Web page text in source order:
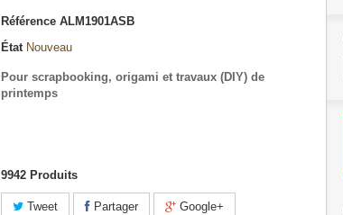
Référence ALM1901ASB
État Nouveau
Pour scrapbooking, origami et travaux (DIY) de
printemps
9942 Produits
Tweet Partager Google+